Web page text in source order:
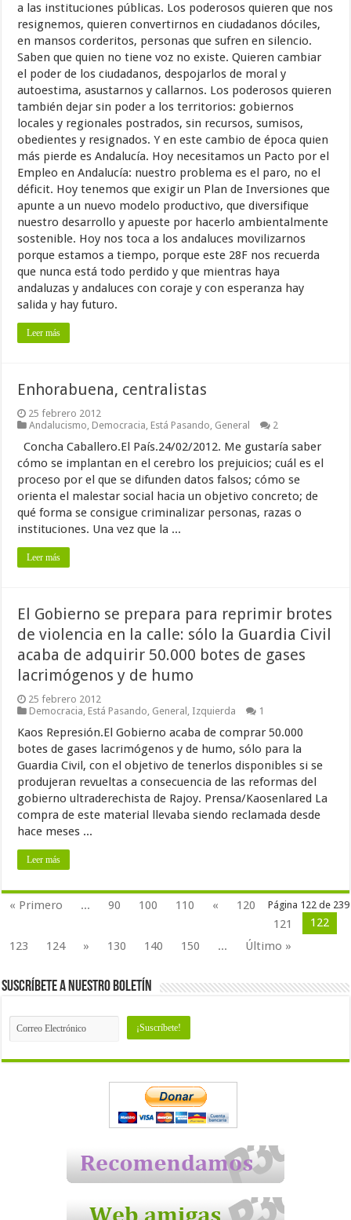
a las instituciones públicas. Los poderosos quieren que nos
resignemos, quieren convertirnos en ciudadanos dóciles,
en mansos corderitos, personas que sufren en silencio.
Saben que quien no tiene voz no existe. Quieren cambiar
el poder de los ciudadanos, despojarlos de moral y
autoestima, asustarnos y callarnos. Los poderosos quieren
también dejar sin poder a los territorios: gobiernos
locales y regionales postrados, sin recursos, sumisos,
obedientes y resignados. Y en este cambio de época quien
más pierde es Andalucía. Hoy necesitamos un Pacto por el
Empleo en Andalucía: nuestro problema es el paro, no el
déficit. Hoy tenemos que exigir un Plan de Inversiones que
apunte a un nuevo modelo productivo, que diversifique
nuestro desarrollo y apueste por hacerlo ambientalmente
sostenible. Hoy nos toca a los andaluces movilizarnos
porque estamos a tiempo, porque este 28F nos recuerda
que nunca está todo perdido y que mientras haya
andaluzas y andaluces con coraje y con esperanza hay
salida y hay futuro.
Leer más
Enhorabuena, centralistas
25 febrero 2012
Andalucismo, Democracia, Está Pasando, General 2
Concha Caballero.El País.24/02/2012. Me gustaría saber
cómo se implantan en el cerebro los prejuicios; cuál es el
proceso por el que se difunden datos falsos; cómo se
orienta el malestar social hacia un objetivo concreto; de
qué forma se consigue criminalizar personas, razas o
instituciones. Una vez que la ...
Leer más
El Gobierno se prepara para reprimir brotes
de violencia en la calle: sólo la Guardia Civil
acaba de adquirir 50.000 botes de gases
lacrimógenos y de humo
25 febrero 2012
Democracia, Está Pasando, General , Izquierda 1
Kaos Represión.El Gobierno acaba de comprar 50.000
botes de gases lacrimógenos y de humo, sólo para la
Guardia Civil, con el objetivo de tenerlos disponibles si se
produjeran revueltas a consecuencia de las reformas del
gobierno ultraderechista de Rajoy. Prensa/Kaosenlared La
compra de este material llevaba siendo reclamada desde
hace meses ...
Leer más
Página 122 de 239
« Primero ... 90 100 110 «
120
121
122
123
124 » 130 140 150 ... Último »
Suscríbete a nuestro Boletín